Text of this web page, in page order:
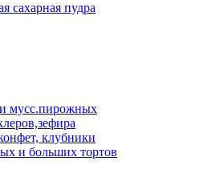
сахарная пудра
и мусс.пирожных
клубники
и больших тортов